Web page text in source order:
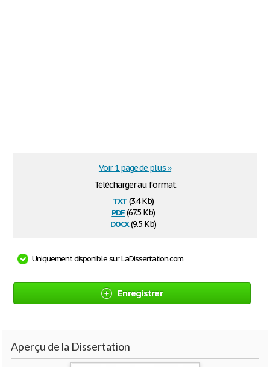
Télécharger au format
txt(3.4 Kb)
pdf(67.5 Kb)
docx(9.5 Kb)
Voir 1 page de plus »
Uniquement disponible sur LaDissertation.com
Enregistrer
Aperçu de la Dissertation